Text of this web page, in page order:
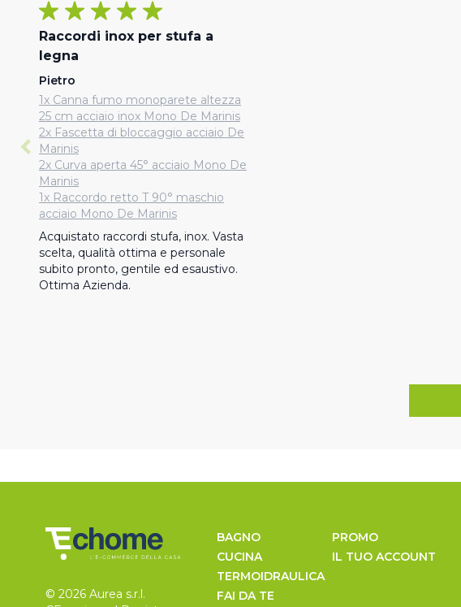
Raccordi inox per stufa a
legna
Pietro
1x Canna fumo monoparete altezza
25 cm acciaio inox Mono De Marinis
2x Fascetta di bloccaggio acciaio De
Marinis
2x Curva aperta 45° acciaio Mono De
Marinis
1x Raccordo retto T 90° maschio
acciaio Mono De Marinis
Acquistato raccordi stufa, inox. Vasta
scelta, qualità ottima e personale
subito pronto, gentile ed esaustivo.
Ottima Azienda.
© 2026 Aurea s.r.l.
BAGNO
CUCINA
TERMOIDRAULICA
FAI DA TE
PROMO
IL TUO ACCOUNT